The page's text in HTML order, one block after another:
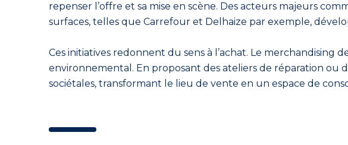
repenser l’offre et sa mise en scène. Des acteurs majeurs
surfaces, telles que Carrefour et Delhaize par exemple,
Ces initiatives redonnent du sens à l’achat. Le
environnemental. En proposant des ateliers de réparation ou
sociétales, transformant le lieu de vente en un espace de